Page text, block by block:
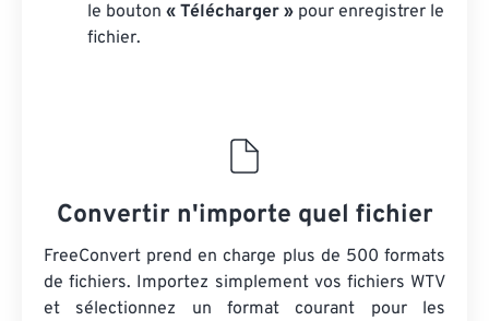
le bouton « Télécharger » pour enregistrer le
fichier.
Convertir n'importe quel fichier
FreeConvert prend en charge plus de 500 formats
de fichiers. Importez simplement vos fichiers WTV
et sélectionnez un format courant pour les